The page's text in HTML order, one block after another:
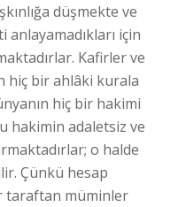
düşmekte ve
anlayamadıkları için
Kafirler ve
hiç bir ahlâki kurala
hiç bir hakimi
hakimin adaletsiz ve
o halde
Çünkü hesap
taraftan müminler